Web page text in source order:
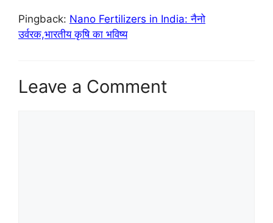
Pingback: Nano Fertilizers in India: नैनो
उर्वरक,भारतीय कृषि का भविष्य
Leave a Comment